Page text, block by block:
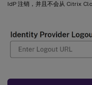
IdP 注销，并且不会从 Citrix